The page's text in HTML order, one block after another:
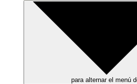
para alternar el menú